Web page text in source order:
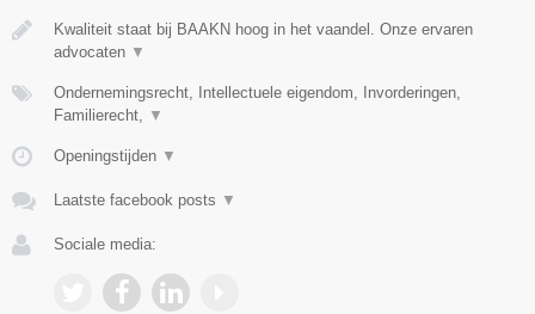
Kwaliteit staat bij BAAKN hoog in het vaandel. Onze ervaren
advocaten ▼
Ondernemingsrecht, Intellectuele eigendom, Invorderingen,
Familierecht, ▼
Openingstijden ▼
Laatste facebook posts ▼
Sociale media: